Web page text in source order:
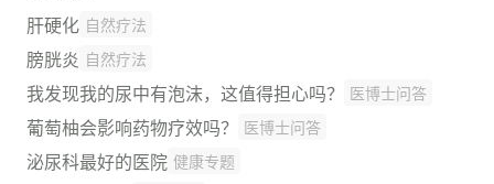
肝硬化 自然疗法
膀胱炎 自然疗法
我发现我的尿中有泡沫，这值得担心吗？ 医博士问答
葡萄柚会影响药物疗效吗？ 医博士问答
泌尿科最好的医院 健康专题